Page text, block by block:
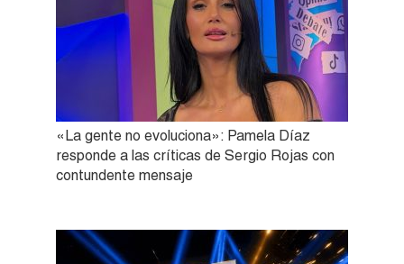
«La gente no evoluciona»: Pamela Díaz
responde a las críticas de Sergio Rojas con
contundente mensaje